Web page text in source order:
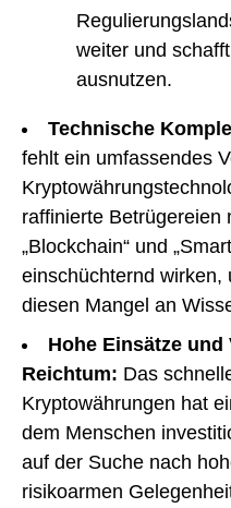
weiter und
ausnutzen.
Technische
fehlt ein umfassendes
raffinierte Betrügereien
„Blockchain“ und
einschüchternd wirken,
diesen Mangel an
Hohe Einsätze
Reichtum: Das
Kryptowährungen hat
dem Menschen
auf der Suche nach
risikoarmen